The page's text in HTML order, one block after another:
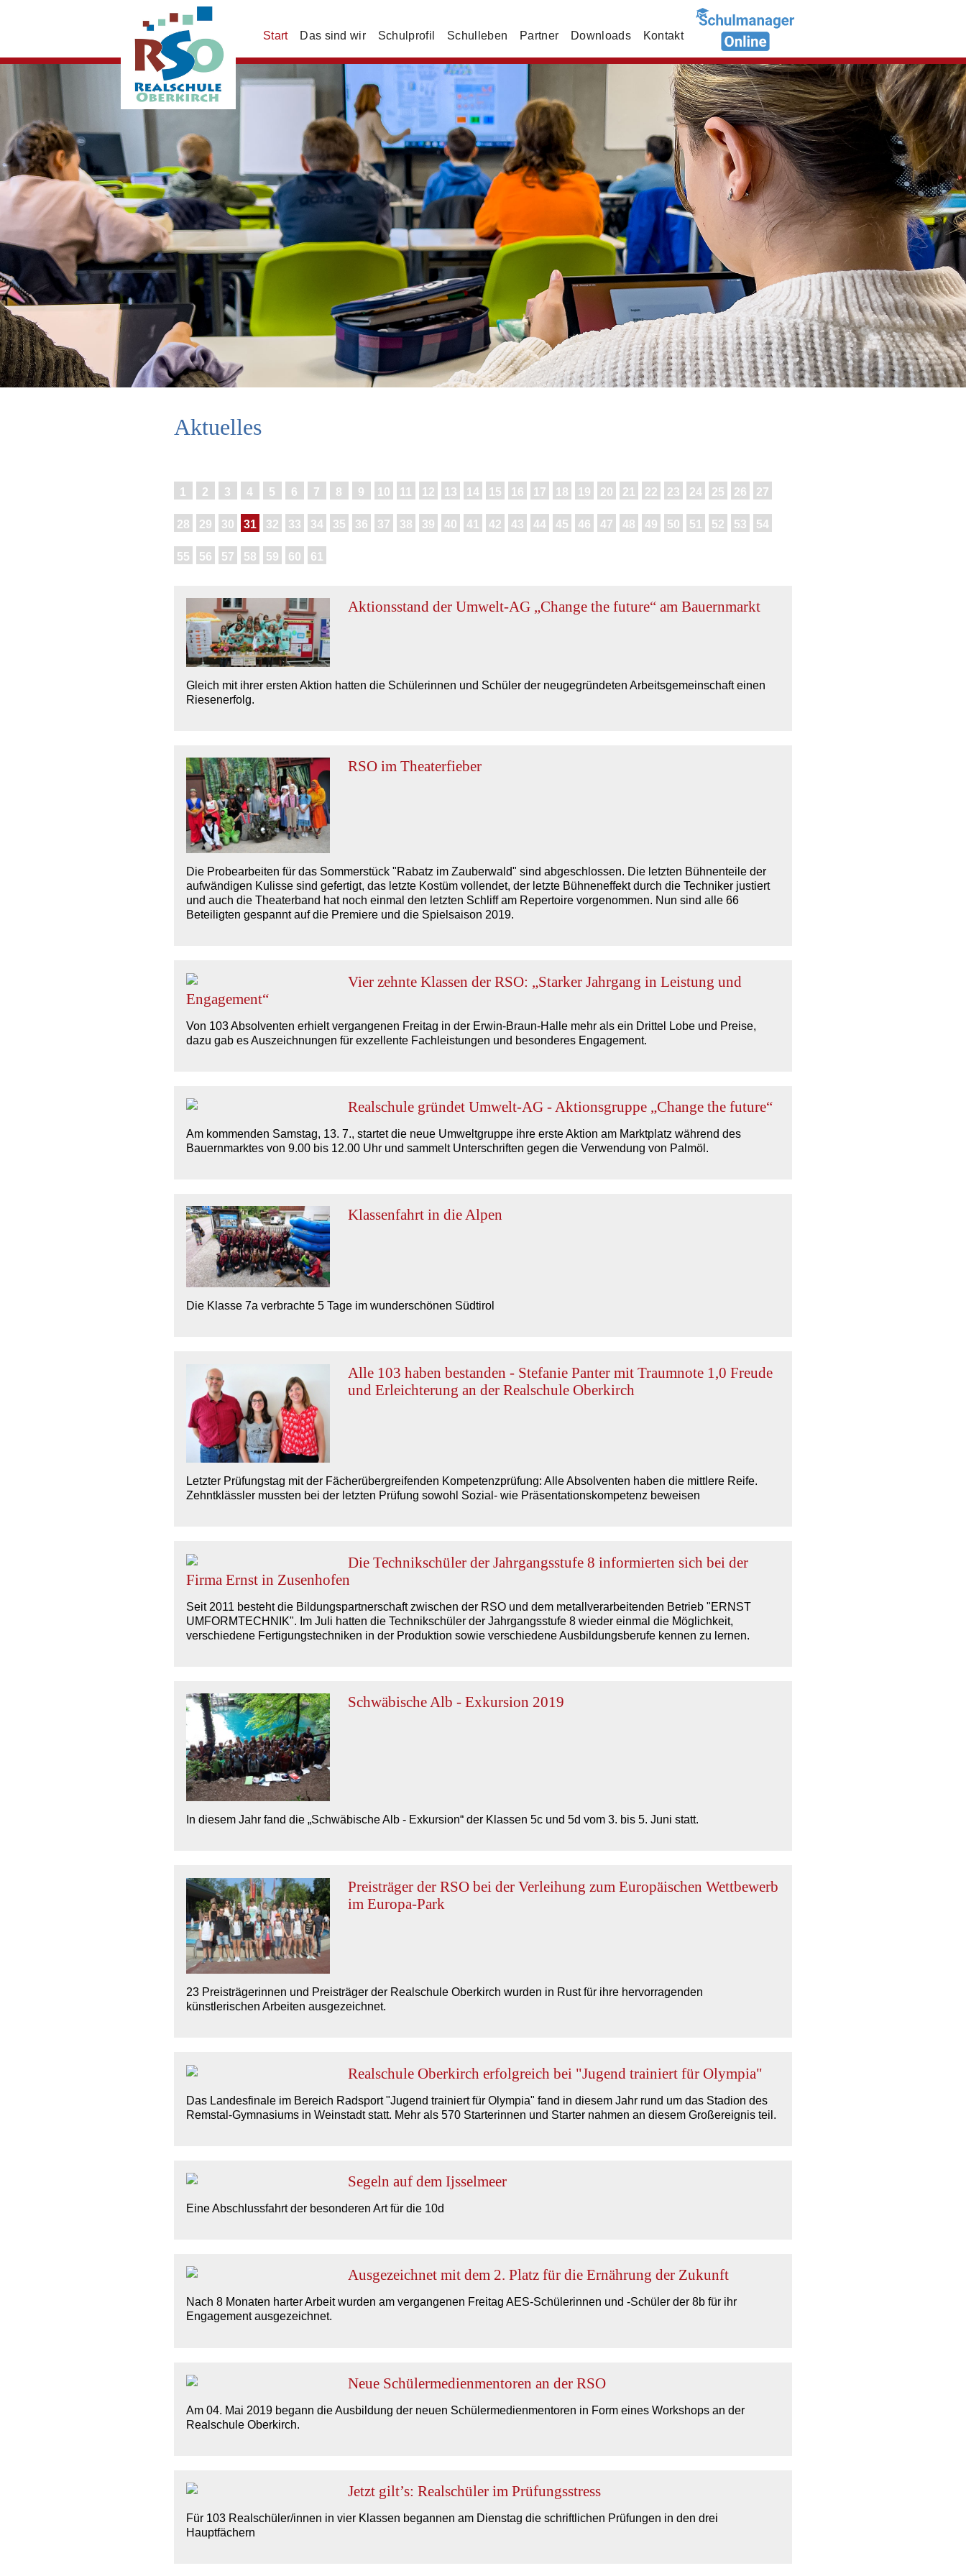
Start Das sind wir Schulprofil Schulleben Partner Downloads Kontakt
Aktuelles
1 2 3 4 5 6 7 8 9 10 11 12 13 14 15 16 17 18 19 20 21 22 23 24 25 26 27
28 29 30 31 32 33 34 35 36 37 38 39 40 41 42 43 44 45 46 47 48 49 50 51 52 53 54
55 56 57 58 59 60 61
Aktionsstand der Umwelt-AG „Change the future“ am Bauernmarkt
Gleich mit ihrer ersten Aktion hatten die Schülerinnen und Schüler der neugegründeten Arbeitsgemeinschaft einen
Riesenerfolg.
RSO im Theaterfieber
Die Probearbeiten für das Sommerstück "Rabatz im Zauberwald" sind abgeschlossen. Die letzten Bühnenteile der
aufwändigen Kulisse sind gefertigt, das letzte Kostüm vollendet, der letzte Bühneneffekt durch die Techniker justiert
und auch die Theaterband hat noch einmal den letzten Schliff am Repertoire vorgenommen. Nun sind alle 66
Beteiligten gespannt auf die Premiere und die Spielsaison 2019.
Vier zehnte Klassen der RSO: „Starker Jahrgang in Leistung und
Engagement“
Von 103 Absolventen erhielt vergangenen Freitag in der Erwin-Braun-Halle mehr als ein Drittel Lobe und Preise,
dazu gab es Auszeichnungen für exzellente Fachleistungen und besonderes Engagement.
Realschule gründet Umwelt-AG - Aktionsgruppe „Change the future“
Am kommenden Samstag, 13. 7., startet die neue Umweltgruppe ihre erste Aktion am Marktplatz während des
Bauernmarktes von 9.00 bis 12.00 Uhr und sammelt Unterschriften gegen die Verwendung von Palmöl.
Klassenfahrt in die Alpen
Die Klasse 7a verbrachte 5 Tage im wunderschönen Südtirol
Alle 103 haben bestanden - Stefanie Panter mit Traumnote 1,0 Freude
und Erleichterung an der Realschule Oberkirch
Letzter Prüfungstag mit der Fächerübergreifenden Kompetenzprüfung: Alle Absolventen haben die mittlere Reife.
Zehntklässler mussten bei der letzten Prüfung sowohl Sozial- wie Präsentationskompetenz beweisen
Die Technikschüler der Jahrgangsstufe 8 informierten sich bei der
Firma Ernst in Zusenhofen
Seit 2011 besteht die Bildungspartnerschaft zwischen der RSO und dem metallverarbeitenden Betrieb "ERNST
UMFORMTECHNIK". Im Juli hatten die Technikschüler der Jahrgangsstufe 8 wieder einmal die Möglichkeit,
verschiedene Fertigungstechniken in der Produktion sowie verschiedene Ausbildungsberufe kennen zu lernen.
Schwäbische Alb - Exkursion 2019
In diesem Jahr fand die „Schwäbische Alb - Exkursion“ der Klassen 5c und 5d vom 3. bis 5. Juni statt.
Preisträger der RSO bei der Verleihung zum Europäischen Wettbewerb
im Europa-Park
23 Preisträgerinnen und Preisträger der Realschule Oberkirch wurden in Rust für ihre hervorragenden
künstlerischen Arbeiten ausgezeichnet.
Realschule Oberkirch erfolgreich bei "Jugend trainiert für Olympia"
Das Landesfinale im Bereich Radsport "Jugend trainiert für Olympia" fand in diesem Jahr rund um das Stadion des
Remstal-Gymnasiums in Weinstadt statt. Mehr als 570 Starterinnen und Starter nahmen an diesem Großereignis teil.
Segeln auf dem Ijsselmeer
Eine Abschlussfahrt der besonderen Art für die 10d
Ausgezeichnet mit dem 2. Platz für die Ernährung der Zukunft
Nach 8 Monaten harter Arbeit wurden am vergangenen Freitag AES-Schülerinnen und -Schüler der 8b für ihr
Engagement ausgezeichnet.
Neue Schülermedienmentoren an der RSO
Am 04. Mai 2019 begann die Ausbildung der neuen Schülermedienmentoren in Form eines Workshops an der
Realschule Oberkirch.
Jetzt gilt’s: Realschüler im Prüfungsstress
Für 103 Realschüler/innen in vier Klassen begannen am Dienstag die schriftlichen Prüfungen in den drei
Hauptfächern